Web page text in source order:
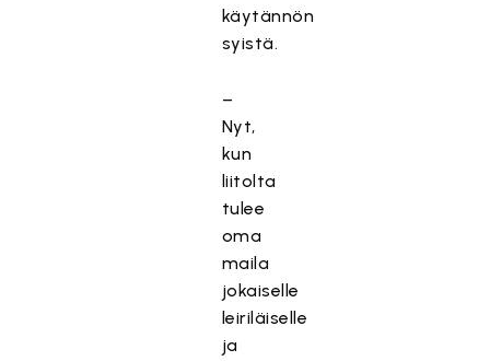
käytännön
syistä.
–
Nyt,
kun
liitolta
tulee
oma
maila
jokaiselle
leiriläiselle
ja